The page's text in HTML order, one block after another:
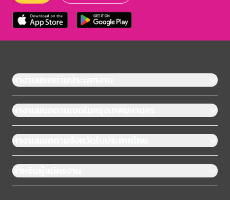
หางานแยกตามประเภทงาน
หางานแยกตามเขตในกรุงเทพมหานคร
หางานแยกตามจังหวัดในประเทศไทย
สำหรับผู้สมัครงาน